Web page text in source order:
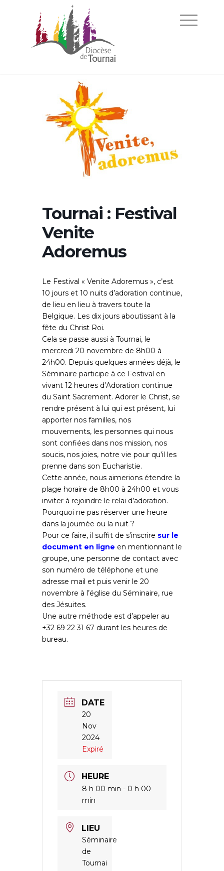
Tournai : Festival
Venite
Adoremus
Le Festival « Venite Adoremus », c’est
10 jours et 10 nuits d’adoration continue,
de lieu en lieu à travers toute la
Belgique. Les dix jours aboutissant à la
fête du Christ Roi.
Cela se passe aussi à Tournai, le
mercredi 20 novembre de 8h00 à
24h00. Depuis quelques années déjà, le
Séminaire participe à ce Festival en
vivant 12 heures d’Adoration continue
du Saint Sacrement. Adorer le Christ, se
rendre présent à lui qui est présent, lui
apporter nos familles, nos
mouvements, les personnes qui nous
sont confiées dans nos mission, nos
soucis, nos joies, notre vie pour qu’il les
prenne dans son Eucharistie.
Cette année, nous aimerions étendre la
plage horaire de 8h00 à 24h00 et vous
inviter à rejoindre le relai d’adoration.
Pourquoi ne pas réserver une heure
dans la journée ou la nuit ?
Pour ce faire, il suffit de s’inscrire sur le
document en ligne en mentionnant le
groupe, une personne de contact avec
son numéro de téléphone et une
adresse mail et puis venir le 20
novembre à l’église du Séminaire, rue
des Jésuites.
Une autre méthode est d’appeler au
+32 69 22 31 67 durant les heures de
bureau.
DATE
20
Nov
2024
Expiré
HEURE
8 h 00 min - 0 h 00
min
LIEU
Séminaire
de
Tournai